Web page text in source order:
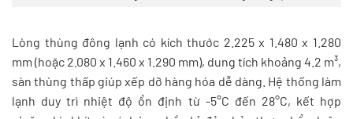
Lòng thùng đông lạnh có kích thước 2.225 x 1.480 x 1.280
mm (hoặc 2.080 x 1.460 x 1.290 mm), dung tích khoảng 4.2 m³,
sàn thùng thấp giúp xếp dỡ hàng hóa dễ dàng. Hệ thống làm
lạnh duy trì nhiệt độ ổn định từ -5°C đến 28°C, kết hợp